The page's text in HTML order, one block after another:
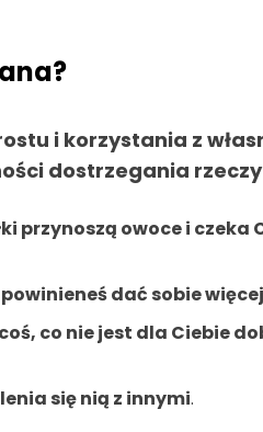
i korzystania z
dostrzegania
przynoszą owoce i
dać sobie
co nie jest dla Ciebie
się nią z innymi.